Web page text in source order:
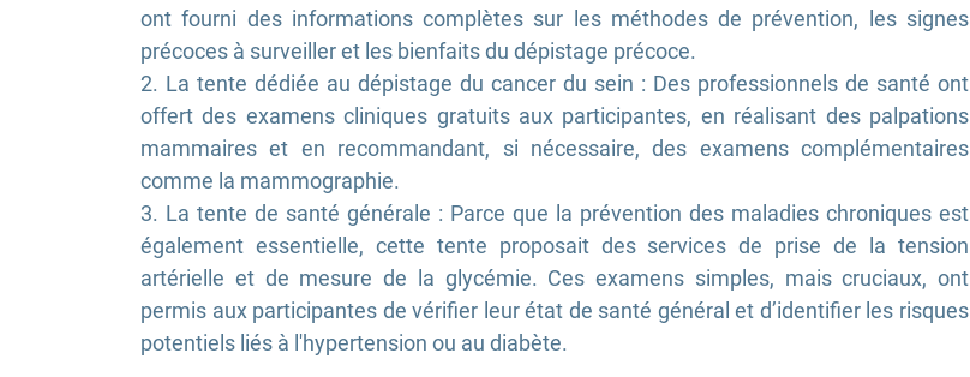
ont fourni des informations complètes sur les méthodes de prévention, les signes
précoces à surveiller et les bienfaits du dépistage précoce.
2. La tente dédiée au dépistage du cancer du sein : Des professionnels de santé ont
offert des examens cliniques gratuits aux participantes, en réalisant des palpations
mammaires et en recommandant, si nécessaire, des examens complémentaires
comme la mammographie.
3. La tente de santé générale : Parce que la prévention des maladies chroniques est
également essentielle, cette tente proposait des services de prise de la tension
artérielle et de mesure de la glycémie. Ces examens simples, mais cruciaux, ont
permis aux participantes de vérifier leur état de santé général et d’identifier les risques
potentiels liés à l'hypertension ou au diabète.